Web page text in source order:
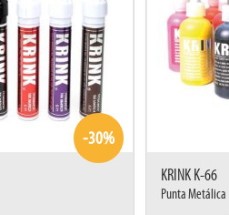
-30%
KRINK K-66
Punta Metálica